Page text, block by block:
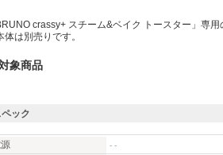
crassy+ スチーム&ベイク トースター」専
は別売りです。
象商品
ペック
- -